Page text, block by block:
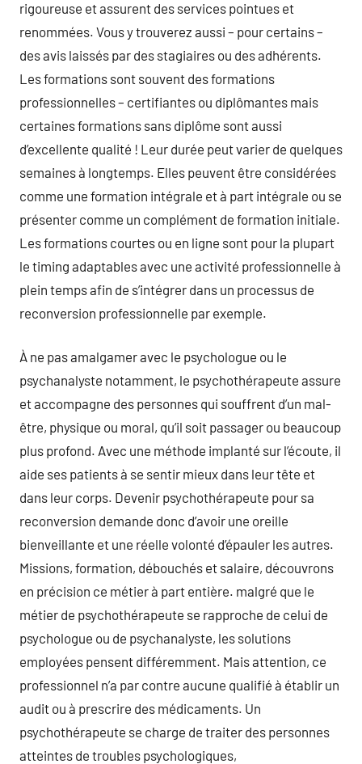
rigoureuse et assurent des services pointues et
renommées. Vous y trouverez aussi – pour certains –
des avis laissés par des stagiaires ou des adhérents.
Les formations sont souvent des formations
professionnelles – certifiantes ou diplômantes mais
certaines formations sans diplôme sont aussi
d’excellente qualité ! Leur durée peut varier de quelques
semaines à longtemps. Elles peuvent être considérées
comme une formation intégrale et à part intégrale ou se
présenter comme un complément de formation initiale.
Les formations courtes ou en ligne sont pour la plupart
le timing adaptables avec une activité professionnelle à
plein temps afin de s’intégrer dans un processus de
reconversion professionnelle par exemple.
À ne pas amalgamer avec le psychologue ou le
psychanalyste notamment, le psychothérapeute assure
et accompagne des personnes qui souffrent d’un mal-
être, physique ou moral, qu’il soit passager ou beaucoup
plus profond. Avec une méthode implanté sur l’écoute, il
aide ses patients à se sentir mieux dans leur tête et
dans leur corps. Devenir psychothérapeute pour sa
reconversion demande donc d’avoir une oreille
bienveillante et une réelle volonté d’épauler les autres.
Missions, formation, débouchés et salaire, découvrons
en précision ce métier à part entière. malgré que le
métier de psychothérapeute se rapproche de celui de
psychologue ou de psychanalyste, les solutions
employées pensent différemment. Mais attention, ce
professionnel n’a par contre aucune qualifié à établir un
audit ou à prescrire des médicaments. Un
psychothérapeute se charge de traiter des personnes
atteintes de troubles psychologiques,